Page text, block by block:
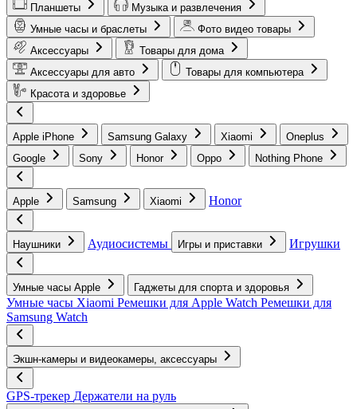
Планшеты
Музыка и развлечения
Умные часы и браслеты
Фото видео товары
Аксессуары
Товары для дома
Аксессуары для авто
Товары для компьютера
Красота и здоровье
Apple iPhone Samsung Galaxy Xiaomi
Oneplus
Google
Sony Honor Oppo Nothing Phone
Apple Samsung Xiaomi Honor
Наушники Аудиосистемы Игры и приставки Игрушки
Умные часы Apple Гаджеты для спорта и здоровья
Умные часы Xiaomi Ремешки для Apple Watch Ремешки для
Samsung Watch
Экшн-камеры и видеокамеры, аксессуары
GPS-трекер Держатели на руль